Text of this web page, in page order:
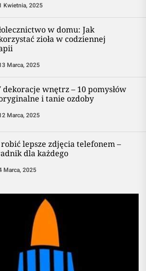
Kwietnia, 2025
w domu: Jak
zioła w codziennej
Marca, 2025
dekoracje wnętrz – 10 pomysłów
i tanie ozdoby
Marca, 2025
robić lepsze zdjęcia telefonem –
dla każdego
Marca, 2025